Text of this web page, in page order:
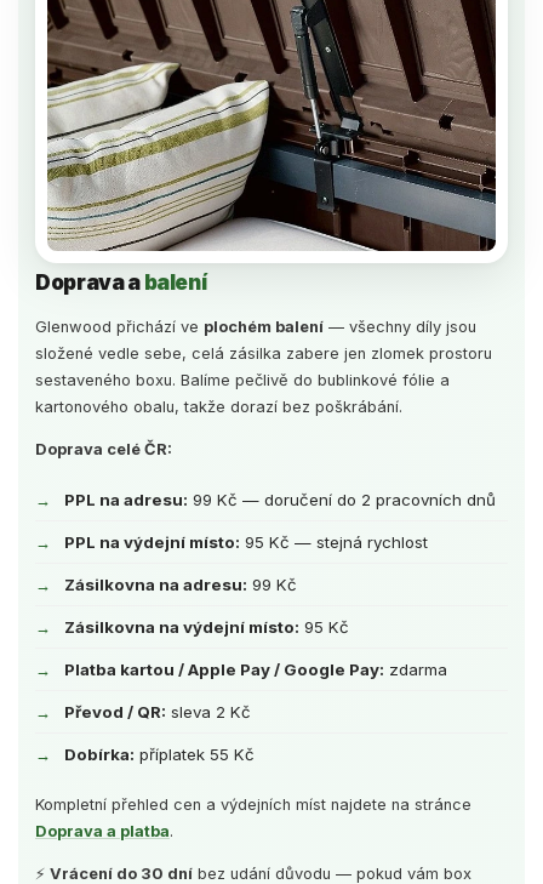
Doprava a balení
Glenwood přichází ve plochém balení — všechny díly jsou
složené vedle sebe, celá zásilka zabere jen zlomek prostoru
sestaveného boxu. Balíme pečlivě do bublinkové fólie a
kartonového obalu, takže dorazí bez poškrábání.
Doprava celé ČR:
PPL na adresu: 99 Kč — doručení do 2 pracovních dnů
PPL na výdejní místo: 95 Kč — stejná rychlost
Zásilkovna na adresu: 99 Kč
Zásilkovna na výdejní místo: 95 Kč
Platba kartou / Apple Pay / Google Pay: zdarma
Převod / QR: sleva 2 Kč
Dobírka: příplatek 55 Kč
Kompletní přehled cen a výdejních míst najdete na stránce
Doprava a platba.
⚡ Vrácení do 30 dní bez udání důvodu — pokud vám box